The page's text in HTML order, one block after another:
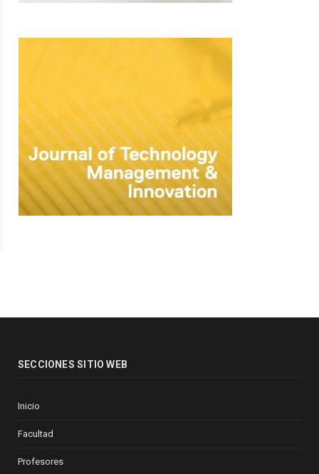
SECCIONES SITIO WEB
Inicio
Facultad
Profesores